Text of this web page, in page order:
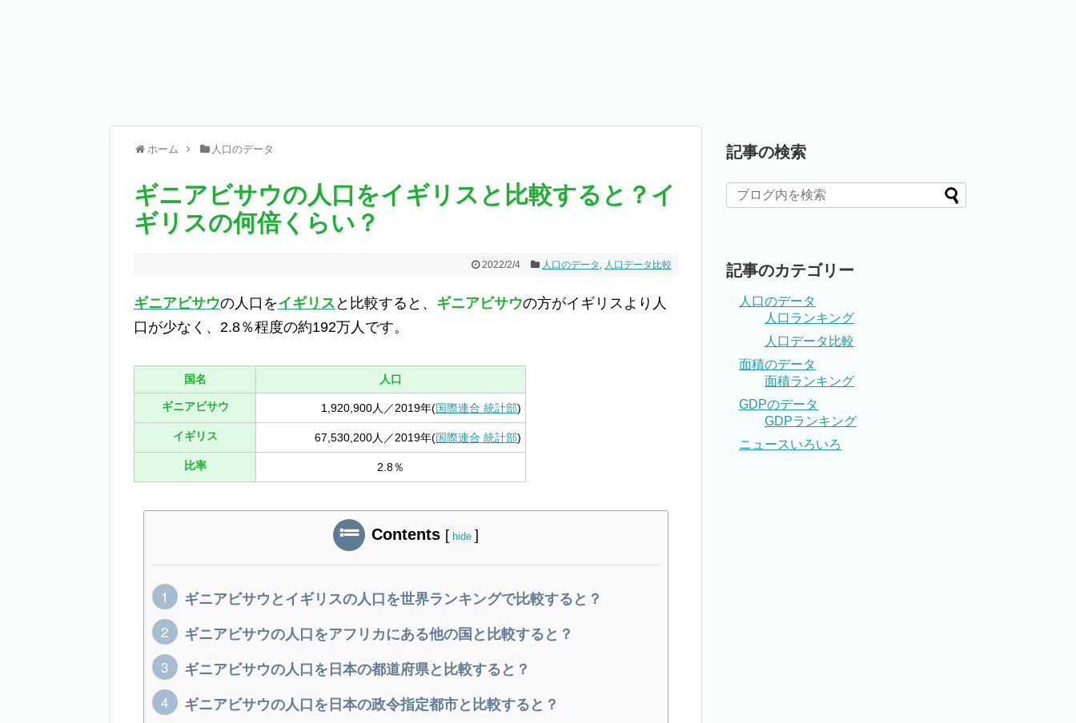
ホーム 人口のデータ
ギニアビサウの人口をイギリスと比較すると？イ
ギリスの何倍くらい？
2022/2/4 人口のデータ , 人口データ比較
ギニアビサウの人口をイギリス と比較すると、 ギニアビサウの方がイギリスより人
口が少なく、2.8％程度の約192万人です。
国名 人口
ギニアビサウ 1,920,900人／2019年(国際連合 統計部)
イギリス 67,530,200人／2019年(国際連合 統計部)
比率 2.8％
Contents [ hide ]
ギニアビサウとイギリスの人口を世界ランキングで比較すると？
ギニアビサウの人口をアフリカにある他の国と比較すると？
ギニアビサウの人口を日本の都道府県と比較すると？
ギニアビサウの人口を日本の政令指定都市と比較すると？
記事の検索
記事のカテゴリー
人口のデータ
人口ランキング
人口データ比較
面積のデータ
面積ランキング
GDPのデータ
GDPランキング
ニュースいろいろ